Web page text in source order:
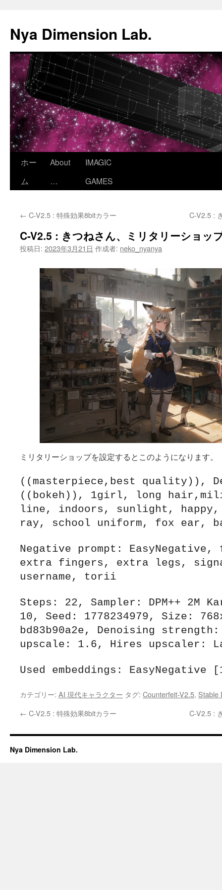
テ
ン
へ
ス
キ
ッ
プ
Nya Dimension Lab.
ホー
ム
About
…
IMAGIC
GAMES
← C-V2.5 : 特殊効果8bitカラー C-V2.5 :
C-V2.5 : きつねさん、ミリタリーショッ
投稿日: 2023年3月21日 作成者: neko_nyanya
ミリタリーショップを設定するとこのようになります。
((masterpiece,best quality)),
((bokeh)), 1girl, long
line, indoors, sunlight, happy,
ray, school uniform, fox ear,
Negative prompt:
extra fingers, extra legs,
username, torii
Steps: 22, Sampler: DPM++ 2M
10, Seed: 1778234979, Size:
bd83b90a2e, Denoising
upscale: 1.6, Hires upscaler:
Used embeddings: EasyNegative
カテゴリー: AI 現代キャラクター タグ: Counterfeit-V2.5, Stable
← C-V2.5 : 特殊効果8bitカラー C-V2.5 :
Nya Dimension Lab.